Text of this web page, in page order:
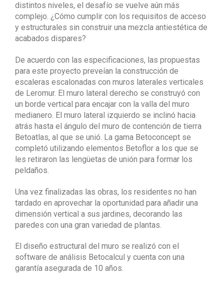
distintos niveles, el desafío se vuelve aún más
complejo. ¿Cómo cumplir con los requisitos de acceso
y estructurales sin construir una mezcla antiestética de
acabados dispares?
De acuerdo con las especificaciones, las propuestas
para este proyecto preveían la construcción de
escaleras escalonadas con muros laterales verticales
de Leromur. El muro lateral derecho se construyó con
un borde vertical para encajar con la valla del muro
medianero. El muro lateral izquierdo se inclinó hacia
atrás hasta el ángulo del muro de contención de tierra
Betoatlas, al que se unió. La gama Betoconcept se
completó utilizando elementos Betoflor a los que se
les retiraron las lengüetas de unión para formar los
peldaños.
Una vez finalizadas las obras, los residentes no han
tardado en aprovechar la oportunidad para añadir una
dimensión vertical a sus jardines, decorando las
paredes con una gran variedad de plantas.
El diseño estructural del muro se realizó con el
software de análisis Betocalcul y cuenta con una
garantía asegurada de 10 años.